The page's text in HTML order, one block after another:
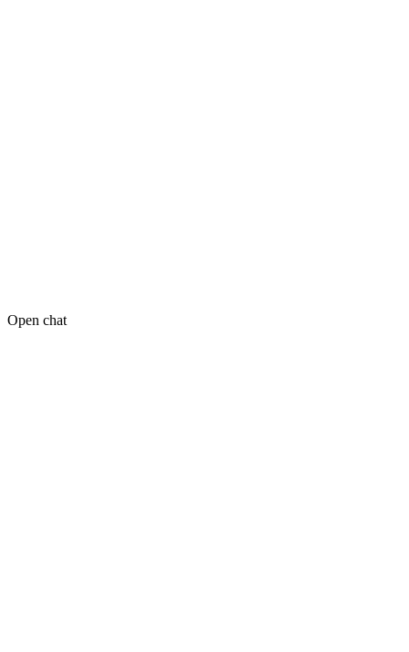
Open chat